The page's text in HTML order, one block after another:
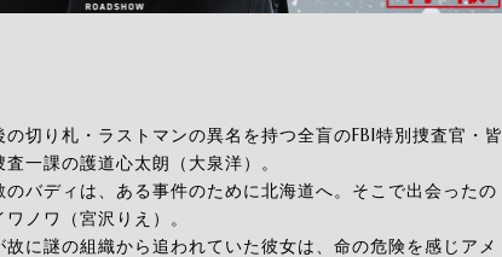
切り札・ラストマンの異名を持つ全盲のFBI特別捜査官・皆
一課の護道心太朗（大泉洋）。
バディは、ある事件のために北海道へ。そこで出会ったの
ノワ（宮沢りえ）。
に謎の組織から追われていた彼女は、命の危険を感じアメ